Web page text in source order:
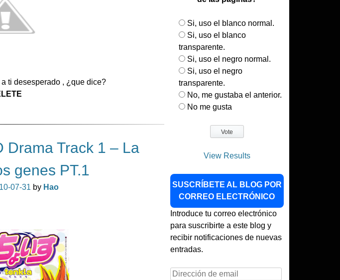
ti desesperado , ¿que dice?
Drama Track 1 – La
genes PT.1
07-31 by Hao
Si, uso el blanco normal.
Si, uso el blanco
transparente.
Si, uso el negro normal.
Si, uso el negro
transparente.
No, me gustaba el anterior.
No me gusta
View Results
SUSCRÍBETE AL BLOG POR
CORREO ELECTRÓNICO
Introduce tu correo electrónico
para suscribirte a este blog y
recibir notificaciones de nuevas
entradas.
Dirección